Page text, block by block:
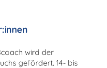
wird der
gefördert. 14- bis